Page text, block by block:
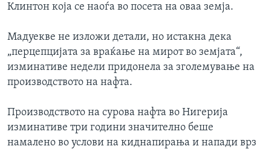
Клинтон која се наоѓа во посета на оваа земја.
Мадуекве не изложи детали, но истакна дека
„перцепцијата за враќање на мирот во земјата“,
изминативе недели придонела за зголемување на
производството на нафта.
Производството на сурова нафта во Нигерија
изминативе три години значително беше
намалено во услови на киднапирања и напади врз